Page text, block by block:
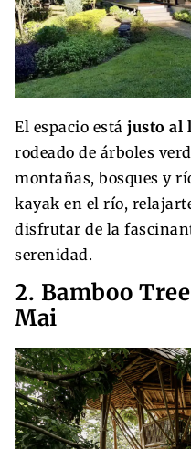
El espacio está justo al
rodeado de árboles
montañas, bosques y
kayak en el río,
disfrutar de la
serenidad.
2. Bamboo
Mai